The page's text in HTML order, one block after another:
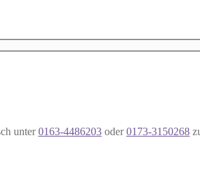
unter0163-4486203 oder0173-3150268